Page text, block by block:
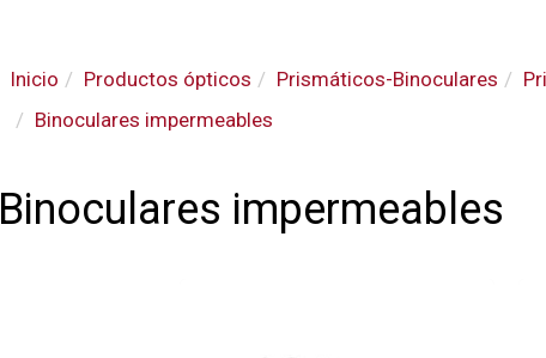
Inicio Productos ópticos Prismáticos-Binoculares
Binoculares impermeables
Binoculares impermeables